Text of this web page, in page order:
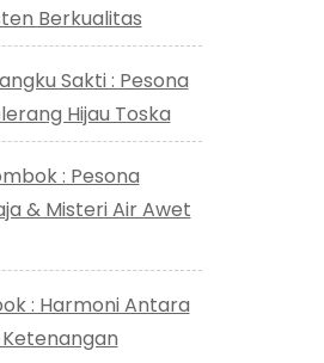
Berkualitas
Sakti : Pesona
Hijau Toska
: Pesona
& Misteri Air Awet
: Harmoni Antara